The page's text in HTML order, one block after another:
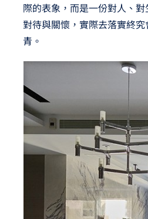
際的表象，而是一份對人、
對待與關懷，實際去落實終
青。